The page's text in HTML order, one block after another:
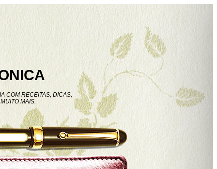
COM RECEITAS, DICAS,
MAIS.